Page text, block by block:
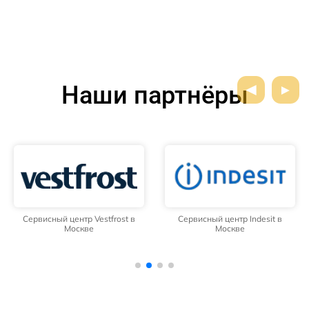
Наши партнёры
Сервисный центр Vestfrost в
Москве
Сервисный центр Indesit в
Москве